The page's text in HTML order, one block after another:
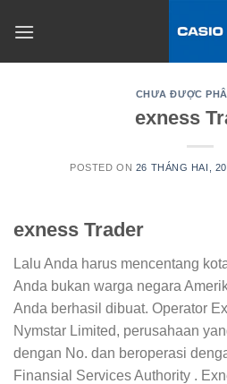
CHƯA ĐƯỢC
‎exness
POSTED ON 26 THÁNG HAI,
‎exness Trader
Lalu Anda harus mencentang
Anda bukan warga negara
Anda berhasil dibuat. Operator
Nymstar Limited, perusahaan
dengan No. dan beroperasi
Finansial Services Authority .